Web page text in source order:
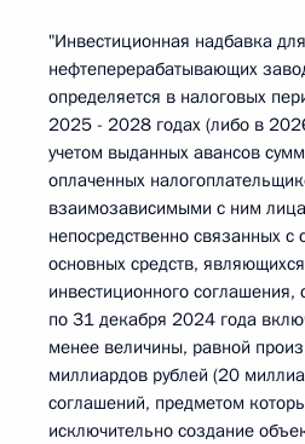
"Инвестиционная надбавка для
нефтеперерабатывающих
определяется в налоговых
2025 - 2028 годах (либо в
учетом выданных авансов
оплаченных
взаимозависимыми с ним
непосредственно связанных с
основных средств,
инвестиционного
по 31 декабря 2024 года
менее величины, равной
миллиардов рублей (20
соглашений, предметом
исключительно создание